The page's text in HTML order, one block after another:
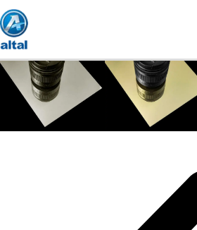
콘
텐
츠
로
기